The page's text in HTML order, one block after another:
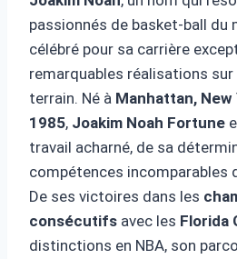
passionnés de basket-ball du
célébré pour sa carrière
remarquables réalisations
terrain. Né à Manhattan, New
1985, Joakim Noah Fortune
travail acharné, de sa
compétences incomparables
De ses victoires dans les
consécutifs avec les Florida
distinctions en NBA, son